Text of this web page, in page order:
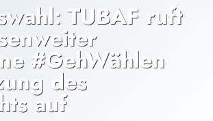
TUBAF ruft
#GehWählen
des
auf